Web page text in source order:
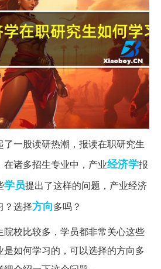
一股读研热潮，报读在职研究生
诸多招生专业中，产业经济学报
学员提出了这样的问题，产业经济
？选择方向多吗？
校比较多，学员都非常关心这些
如何学习的，可以选择的方向多